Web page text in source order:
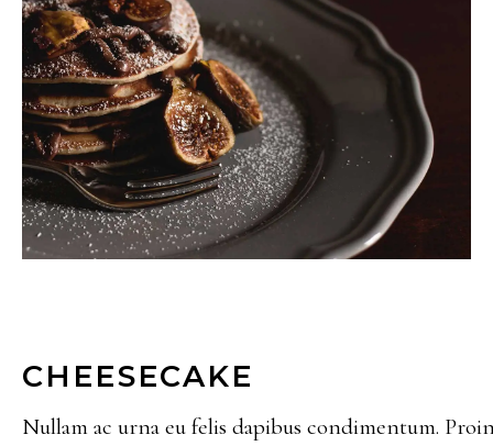
CHEESECAKE
Nullam ac urna eu felis dapibus condimentum.